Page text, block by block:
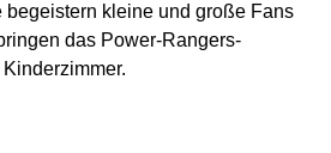
begeistern kleine und große Fans
das Power-Rangers-